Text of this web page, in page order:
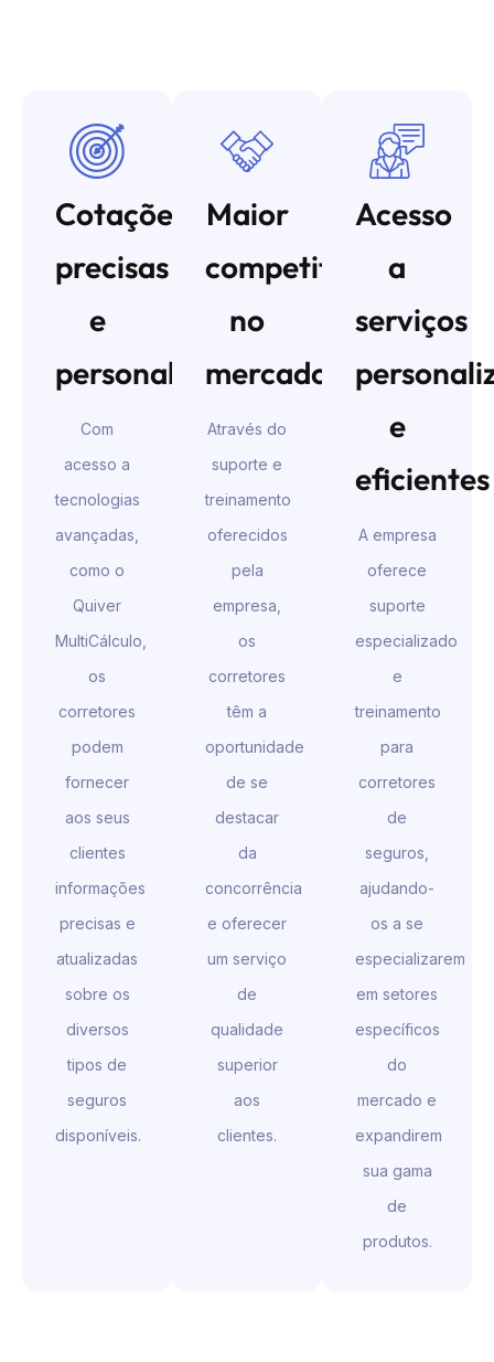
Cotações
precisas
e
personalizadas
Com
acesso a
tecnologias
avançadas,
como o
Quiver
MultiCálculo,
os
corretores
podem
fornecer
aos seus
clientes
informações
precisas e
atualizadas
sobre os
diversos
tipos de
seguros
disponíveis.
Maior
competitividade
no
mercado
Através do
suporte e
treinamento
oferecidos
pela
empresa,
os
corretores
têm a
oportunidade
de se
destacar
da
concorrência
e oferecer
um serviço
de
qualidade
superior
aos
clientes.
Acesso
a
serviços
e
eficientes
A empresa
oferece
suporte
especializado
e
treinamento
para
corretores
de
seguros,
ajudando-
os a se
especializarem
em setores
específicos
do
mercado e
expandirem
sua gama
de
produtos.